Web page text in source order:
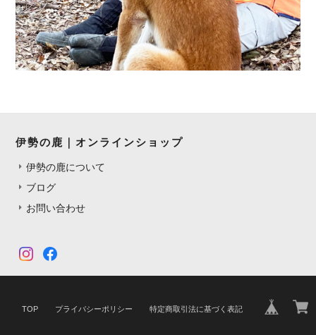
伊勢の鹿｜オンラインショップ
伊勢の鹿について
ブログ
お問い合わせ
TOP プライバシーポリシー 特定商取引法に基づく表記